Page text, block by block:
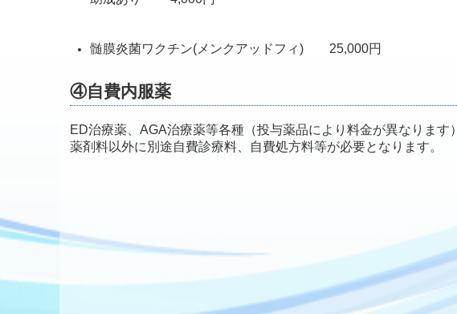
髄膜炎菌ワクチン(メンクアッドフィ) 25,000円
④自費内服薬
ED治療薬、AGA治療薬等各種（投与薬品により料金が異なります）
薬剤料以外に別途自費診療料、自費処方料等が必要となります。